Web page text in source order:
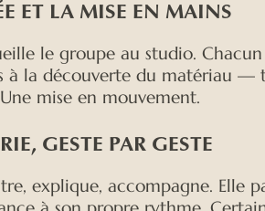
ET LA MISE EN MAINS
le groupe au studio.
à la découverte du matériau —
mise en mouvement.
GESTE PAR GESTE
explique, accompagne. Elle